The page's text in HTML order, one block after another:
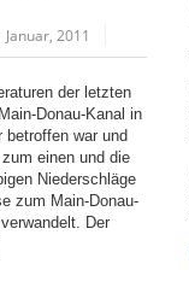
2011
der letzten
Donau-Kanal in
war und
einen und die
Niederschläge
zum Main-Donau-
Der